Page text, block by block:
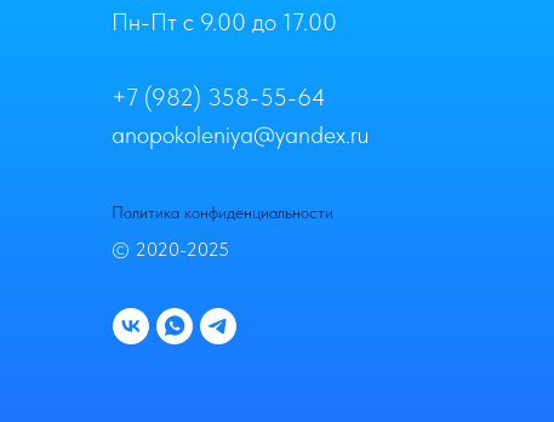
Пн-Пт с 9.00 до 17.00
+7 (982) 358-55-64
anopokoleniya@yandex.ru
Политика конфиденциальности
© 2020-2025